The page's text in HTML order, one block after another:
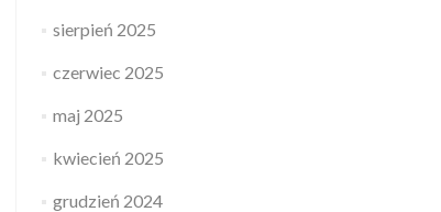
sierpień 2025
czerwiec 2025
maj 2025
kwiecień 2025
grudzień 2024